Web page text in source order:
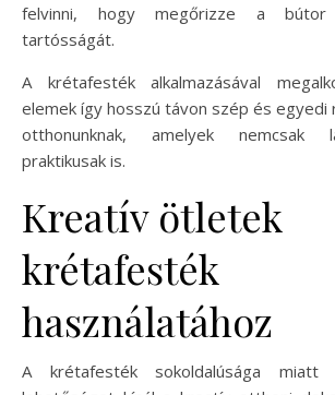
felvinni, hogy megőrizze a
tartósságát.
A krétafesték alkalmazásával
elemek így hosszú távon szép és
otthonunknak, amelyek nemcsak
praktikusak is.
Kreatív ötletek
krétafesték
használatához
A krétafesték sokoldalúsága miatt